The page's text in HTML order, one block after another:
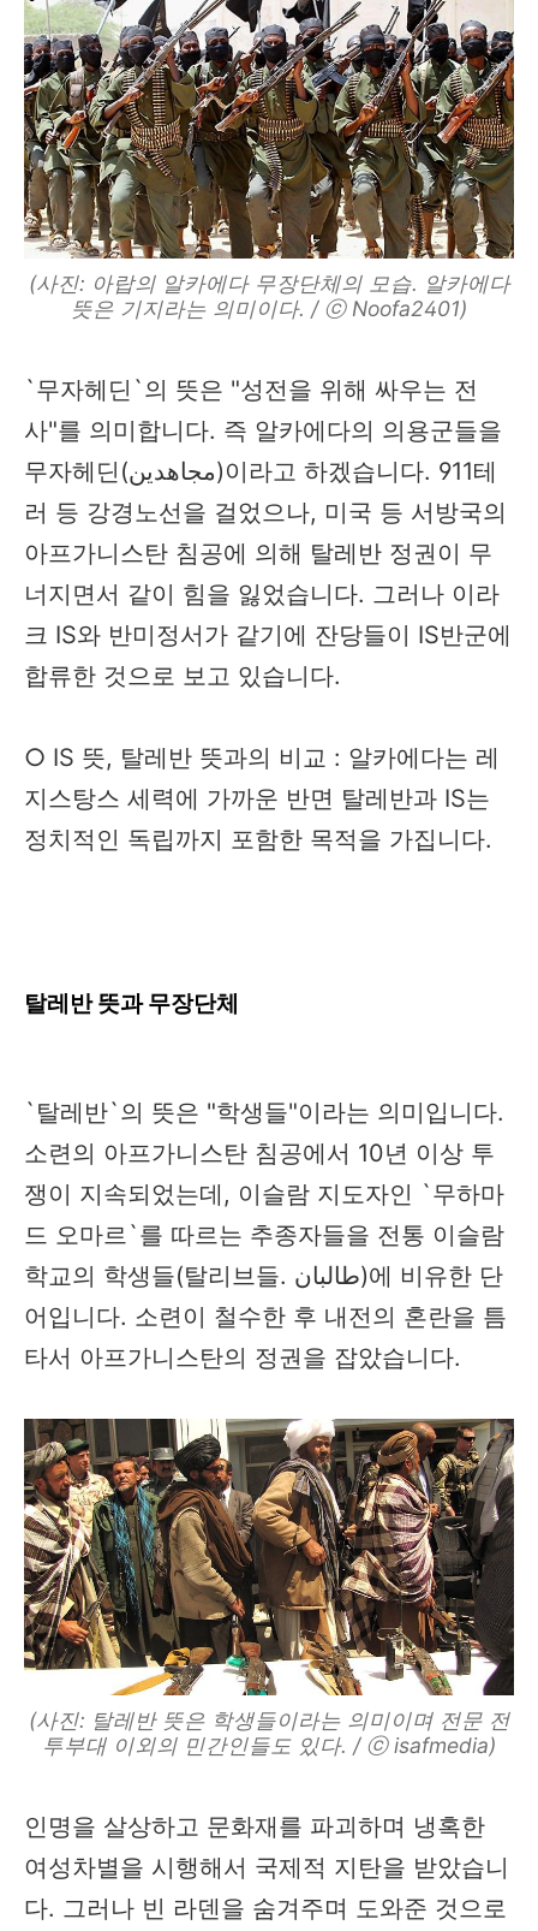
(사진: 아랍의 알카에다 무장단체의 모습. 알카에다
뜻은 기지라는 의미이다. / ⓒ Noofa2401)
`무자헤딘`의 뜻은 "성전을 위해 싸우는 전
사"를 의미합니다. 즉 알카에다의 의용군들을
무자헤딘(مجاهدين)이라고 하겠습니다. 911테
러 등 강경노선을 걸었으나, 미국 등 서방국의
아프가니스탄 침공에 의해 탈레반 정권이 무
너지면서 같이 힘을 잃었습니다. 그러나 이라
크 IS와 반미정서가 같기에 잔당들이 IS반군에
합류한 것으로 보고 있습니다.
○ IS 뜻, 탈레반 뜻과의 비교 : 알카에다는 레
지스탕스 세력에 가까운 반면 탈레반과 IS는
정치적인 독립까지 포함한 목적을 가집니다.
탈레반 뜻과 무장단체
`탈레반`의 뜻은 "학생들"이라는 의미입니다.
소련의 아프가니스탄 침공에서 10년 이상 투
쟁이 지속되었는데, 이슬람 지도자인 `무하마
드 오마르`를 따르는 추종자들을 전통 이슬람
학교의 학생들(탈리브들. طالبان)에 비유한 단
어입니다. 소련이 철수한 후 내전의 혼란을 틈
타서 아프가니스탄의 정권을 잡았습니다.
(사진: 탈레반 뜻은 학생들이라는 의미이며 전문 전
투부대 이외의 민간인들도 있다. / ⓒ isafmedia)
인명을 살상하고 문화재를 파괴하며 냉혹한
여성차별을 시행해서 국제적 지탄을 받았습니
다. 그러나 빈 라덴을 숨겨주며 도와준 것으로